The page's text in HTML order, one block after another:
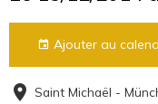
Ajouter au
Saint Michaël -